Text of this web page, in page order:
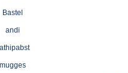
Bastel
andi
mugges